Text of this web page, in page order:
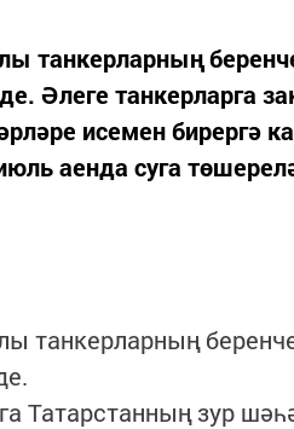
танкерларның
Әлеге танкерларга
исемен бирергә
аенда суга
танкерларның
Татарстанның зур